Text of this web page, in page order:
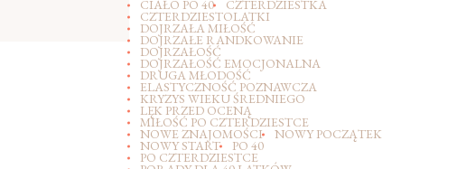
CIAŁO PO 40 CZTERDZIESTKA
CZTERDZIESTOLATKI
DOJRZAŁA MIŁOŚĆ
DOJRZAŁE RANDKOWANIE
DOJRZAŁOŚĆ
DOJRZAŁOŚĆ EMOCJONALNA
DRUGA MŁODOŚĆ
ELASTYCZNOŚĆ POZNAWCZA
KRYZYS WIEKU ŚREDNIEGO
LĘK PRZED OCENĄ
MIŁOŚĆ PO CZTERDZIESTCE
NOWE ZNAJOMOŚCI NOWY POCZĄTEK
NOWY START PO 40
PO CZTERDZIESTCE